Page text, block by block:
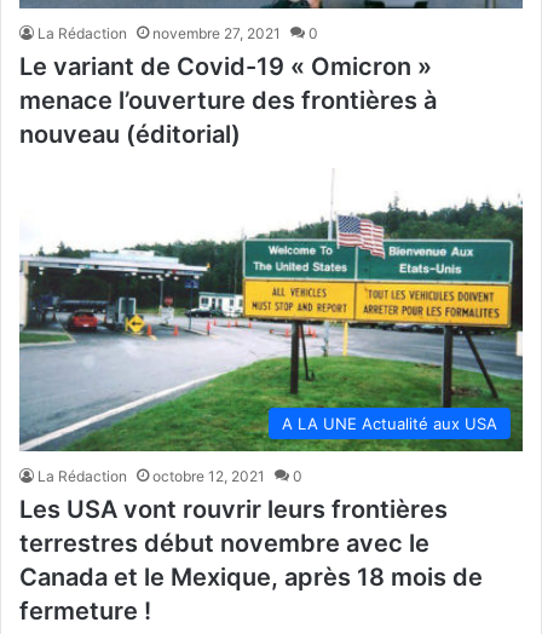
La Rédaction novembre 27, 2021 0
Le variant de Covid-19 « Omicron »
menace l’ouverture des frontières à
nouveau (éditorial)
A LA UNE Actualité aux USA
La Rédaction octobre 12, 2021 0
Les USA vont rouvrir leurs frontières
terrestres début novembre avec le
Canada et le Mexique, après 18 mois de
fermeture !